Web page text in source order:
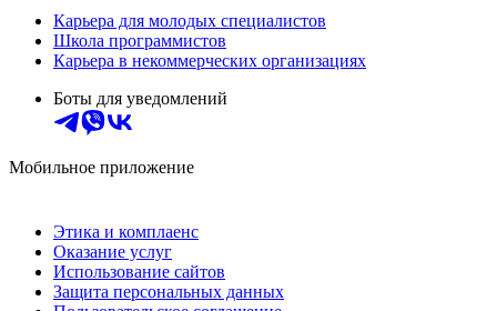
Карьера для молодых специалистов
Школа программистов
Карьера в некоммерческих организациях
Боты для уведомлений
Мобильное приложение
Этика и комплаенс
Оказание услуг
Использование сайтов
Защита персональных данных